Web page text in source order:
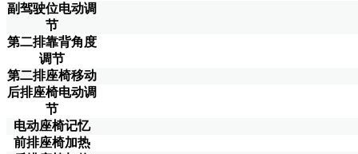
副驾驶位电动调
节
第二排靠背角度
调节
第二排座椅移动
后排座椅电动调
节
电动座椅记忆
前排座椅加热